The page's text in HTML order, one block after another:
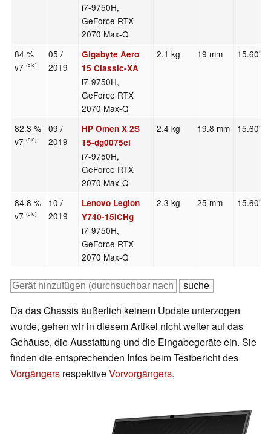
i7-9750H,
GeForce RTX
2070 Max-Q
84 %
v7(old)
05 /
2019
Gigabyte Aero
15 Classic-XA
i7-9750H,
GeForce RTX
2070 Max-Q
2.1 kg 19 mm 15.60"
82.3 %
v7(old)
09 /
2019
HP Omen X 2S
15-dg0075cl
i7-9750H,
GeForce RTX
2070 Max-Q
2.4 kg 19.8 mm 15.60"
84.8 %
v7(old)
10 /
2019
Lenovo Legion
Y740-15ICHg
i7-9750H,
GeForce RTX
2070 Max-Q
2.3 kg 25 mm 15.60"
Da das Chassis äußerlich keinem Update unterzogen
wurde, gehen wir in diesem Artikel nicht weiter auf das
Gehäuse, die Ausstattung und die Eingabegeräte ein. Sie
finden die entsprechenden Infos beim Testbericht des
Vorgängers respektiveVorvorgängers.